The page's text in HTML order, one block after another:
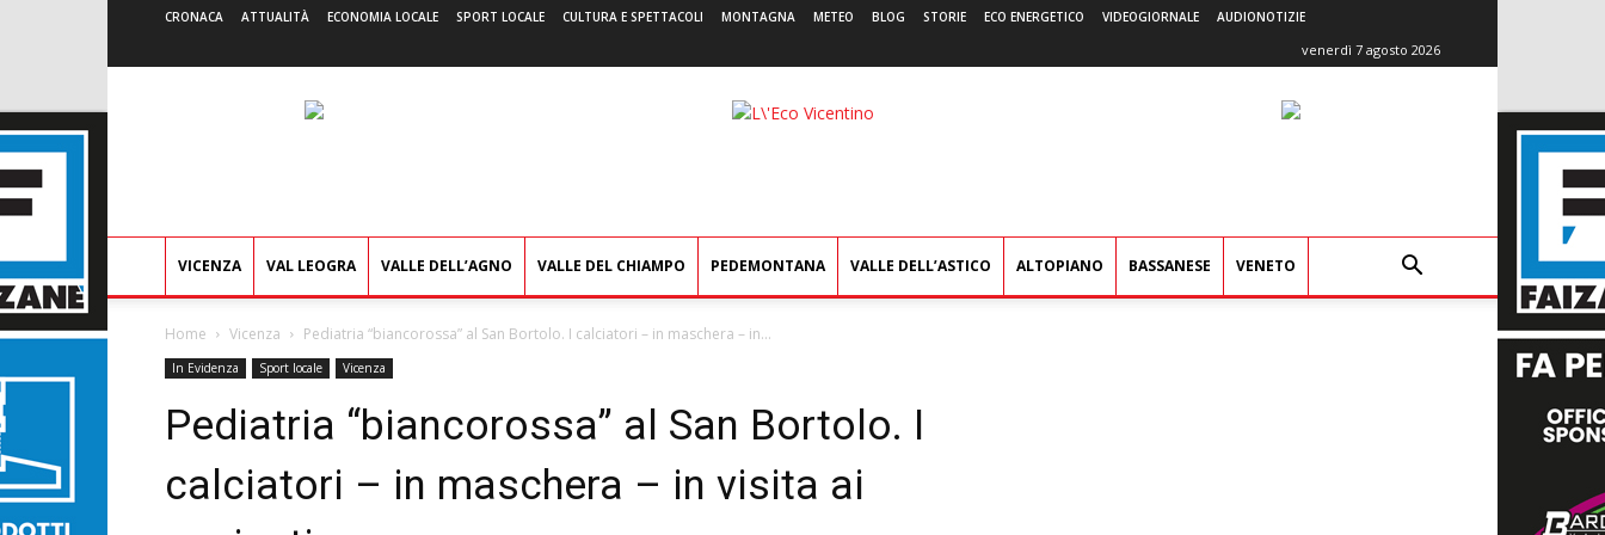
CRONACA ATTUALITÀ ECONOMIA LOCALE SPORT LOCALE CULTURA E SPETTACOLI MONTAGNA METEO BLOG STORIE ECO ENERGETICO VIDEOGIORNALE AUDIONOTIZIE
venerdì 7 agosto 2026
L'Eco
VICENZA VAL LEOGRA VALLE DELL’AGNO VALLE DEL CHIAMPO PEDEMONTANA VALLE DELL’ASTICO ALTOPIANO BASSANESE VENETO
Home Vicenza Pediatria “biancorossa” al San Bortolo. I calciatori – in maschera – in...
In Evidenza Sport locale Vicenza
Pediatria “biancorossa” al San Bortolo. I
calciatori – in maschera – in visita ai